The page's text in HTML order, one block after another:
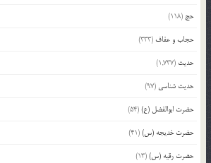
حج (118)
حجاب و عفاف (333)
حدیث (1,737)
حدیث شناسی (97)
حضرت ابوالفضل (ع)(54)
حضرت خدیجه (س)(41)
حضرت رقیه (س)(13)